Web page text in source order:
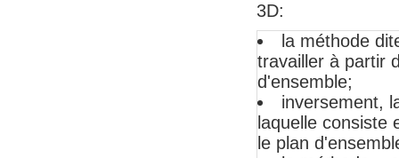
3D:
la méthode
travailler à partir
d'ensemble;
inversement,
laquelle consiste
le plan